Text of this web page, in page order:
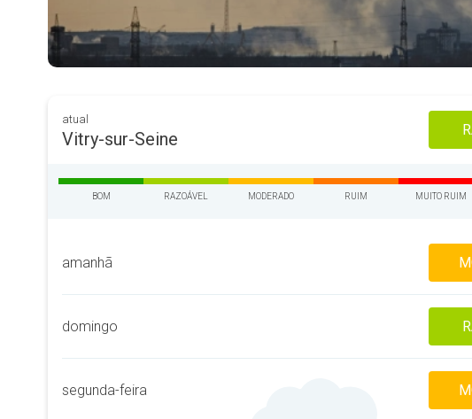
atual
Vitry-sur-Seine
BOM RAZOÁVEL MODERADO RUIM MUITO RUIM
amanhã
domingo
segunda-feira